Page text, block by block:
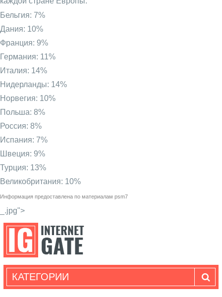
Бельгия: 7%
Дания: 10%
Франция: 9%
Германия: 11%
Италия: 14%
Нидерланды: 14%
Норвегия: 10%
Польша: 8%
Россия: 8%
Испания: 7%
Швеция: 9%
Турция: 13%
Великобритания: 10%
Информация предоставлена по материалам psm7
_.jpg">
КАТЕГОРИИ